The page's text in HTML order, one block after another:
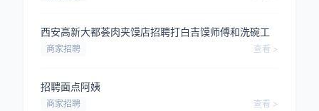
西安高新大都荟肉夹馍店招聘打白吉馍师傅和洗碗工
商家招聘 查看 >
招聘面点阿姨
商家招聘 查看 >